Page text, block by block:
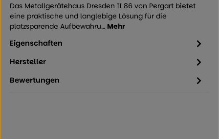
Das Metallgerätehaus Dresden II 86 von Pergart bietet
eine praktische und langlebige Lösung für die
platzsparende Aufbewahru… Mehr
Eigenschaften
Hersteller
Bewertungen